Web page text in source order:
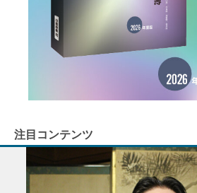
注目コンテンツ